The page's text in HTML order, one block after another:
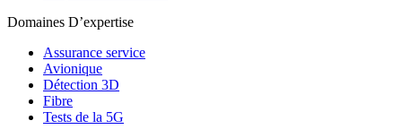
Domaines D’expertise
Assurance service
Avionique
Détection 3D
Fibre
Tests de la 5G